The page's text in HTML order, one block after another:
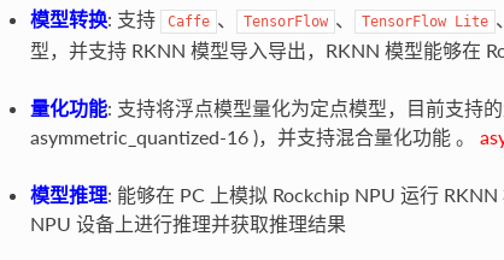
模型转换: 支持 Caffe 、 TensorFlow 、 TensorFlow Lite 、
型，并支持 RKNN 模型导入导出，RKNN 模型能够在
量化功能: 支持将浮点模型量化为定点模型，目前支持
asymmetric_quantized-16 )，并支持混合量化功能 。
模型推理: 能够在 PC 上模拟 Rockchip NPU 运行
NPU 设备上进行推理并获取推理结果